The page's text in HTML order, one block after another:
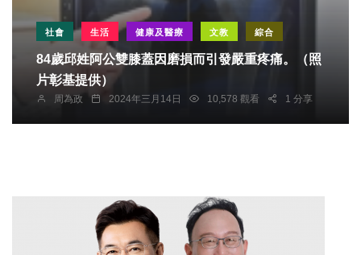
社會 生活 健康及醫療 文教 綜合
84歲邱姓阿公雙膝蓋因磨損而引發嚴重疼痛。（照
片彰基提供）
周為政 2024年三月14日 10,578 觀看 1 分享